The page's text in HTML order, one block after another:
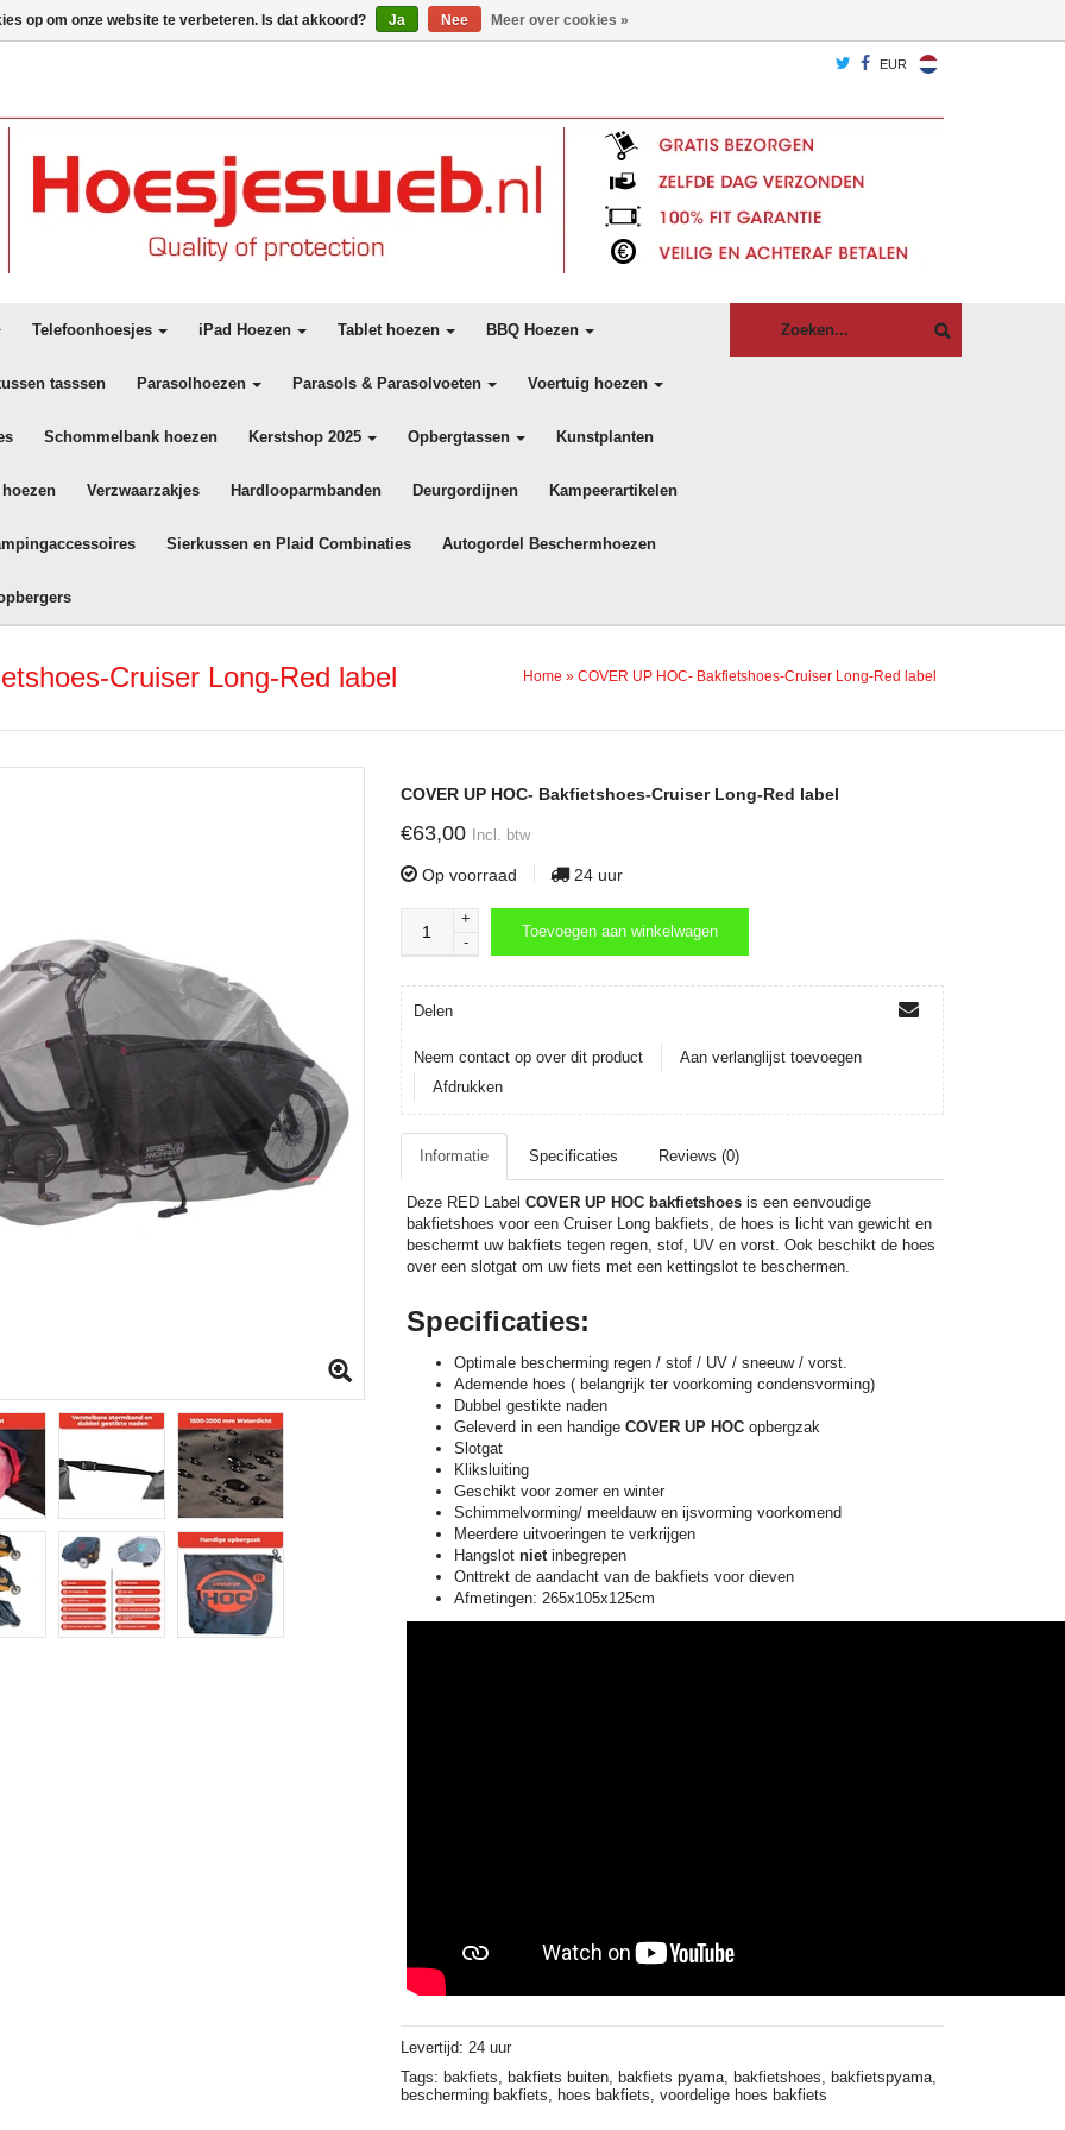
EUR
Telefoonhoesjes iPad Hoezen Tablet hoezen BBQ Hoezen
tasssen Parasolhoezen Parasols & Parasolvoeten Voertuig hoezen
Schommelbank hoezen Kerstshop 2025 Opbergtassen Kunstplanten
Verzwaarzakjes Hardlooparmbanden Deurgordijnen Kampeerartikelen
Sierkussen en Plaid Combinaties Autogordel Beschermhoezen
Cruiser Long-Red label Home » COVER UP HOC- Bakfietshoes-Cruiser Long-Red label
COVER UP HOC- Bakfietshoes-Cruiser Long-Red label
€63,00 Incl. btw
Op voorraad 24 uur
+
-
Toevoegen aan winkelwagen
Delen
Neem contact op over dit product
Aan verlanglijst toevoegen
Afdrukken
Informatie Specificaties Reviews (0)
Deze RED Label COVER UP HOC bakfietshoesis een eenvoudige
bakfietshoes voor een Cruiser Long bakfiets, de hoes is licht van gewicht en
beschermt uw bakfiets tegen regen, stof, UV en vorst. Ook beschikt de hoes
over een slotgat om uw fiets met een kettingslot te beschermen.
Specificaties:
Optimale bescherming regen / stof / UV / sneeuw / vorst.
Ademende hoes ( belangrijk ter voorkoming condensvorming)
Dubbel gestikte naden
Geleverd in een handige COVER UP HOCopbergzak
Slotgat
Kliksluiting
Geschikt voor zomer en winter
Schimmelvorming/ meeldauw en ijsvorming voorkomend
Meerdere uitvoeringen te verkrijgen
Hangslot nietinbegrepen
Onttrekt de aandacht van de bakfiets voor dieven
Afmetingen: 265x105x125cm
Levertijd: 24 uur
Tags: bakfiets, bakfiets buiten, bakfiets pyama, bakfietshoes, bakfietspyama,
bescherming bakfiets, hoes bakfiets, voordelige hoes bakfiets
op om onze website te verbeteren. Is dat akkoord? Ja Nee Meer over cookies »